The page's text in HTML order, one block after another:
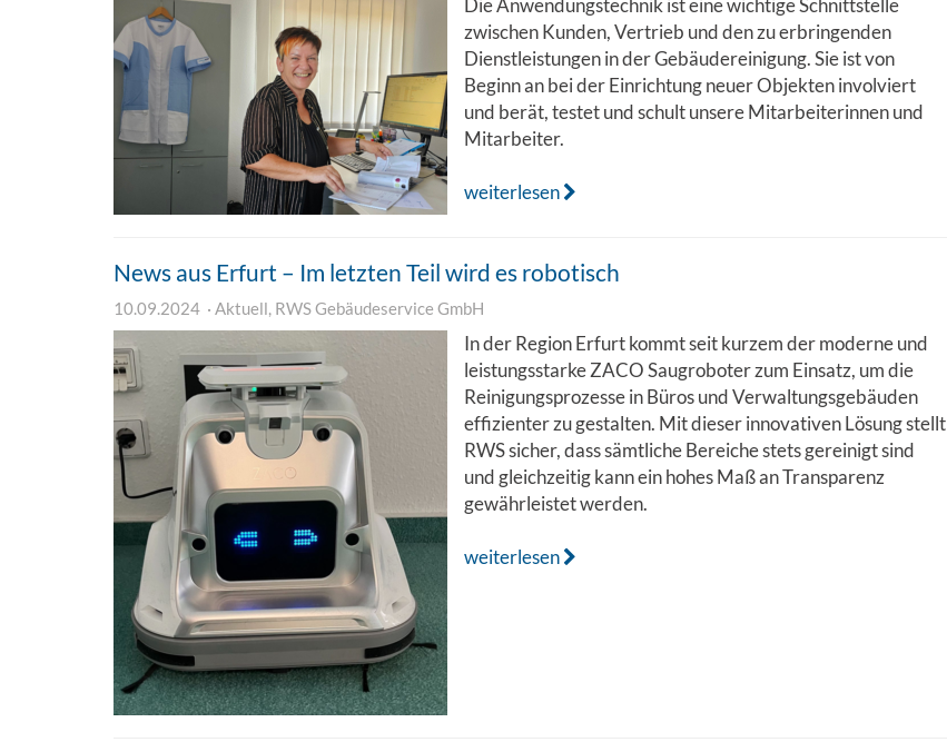
Die Anwendungstechnik ist eine wichtige Schnittstelle
zwischen Kunden, Vertrieb und den zu erbringenden
Dienstleistungen in der Gebäudereinigung. Sie ist von
Beginn an bei der Einrichtung neuer Objekten involviert
und berät, testet und schult unsere Mitarbeiterinnen und
Mitarbeiter.
weiterlesen
News aus Erfurt – Im letzten Teil wird es robotisch
10.09.2024 Aktuell, RWS Gebäudeservice GmbH
In der Region Erfurt kommt seit kurzem der moderne und
leistungsstarke ZACO Saugroboter zum Einsatz, um die
Reinigungsprozesse in Büros und Verwaltungsgebäuden
effizienter zu gestalten. Mit dieser innovativen Lösung stellt
RWS sicher, dass sämtliche Bereiche stets gereinigt sind
und gleichzeitig kann ein hohes Maß an Transparenz
gewährleistet werden.
weiterlesen